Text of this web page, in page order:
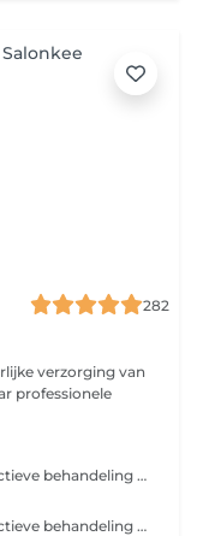
282
Microneedling rond de mond is een effectieve behandeling voor het verminderen van rimpels en het verstevigen van de huid, doordat de huid gestimuleerd wordt om meer collageen en elastine aan te maken Wat doet de eye-treatment microneedling? Bevordert de afvoer van overtollig lymfevocht Zorgt voor een betere doorbloeding Verbetert de spanning en permeabiliteit van vaatwand Bevordert afbraak van vetcellen Remt de pigmentaanmaak af Maakt de huid onder de ogen lichter
Microneedling rond de mond is een effectieve behandeling voor het verminderen van rimpels en het verstevigen van de huid, doordat de huid gestimuleerd wordt om meer collageen en elastine aan te maken Wat doet de eye-treatment microneedling? Bevordert de afvoer van overtollig lymfevocht Zorgt voor een betere doorbloeding Verbetert de spanning en permeabiliteit van vaatwand Bevordert afbraak van vetcellen Remt de pigmentaanmaak af Maakt de huid onder de ogen lichter